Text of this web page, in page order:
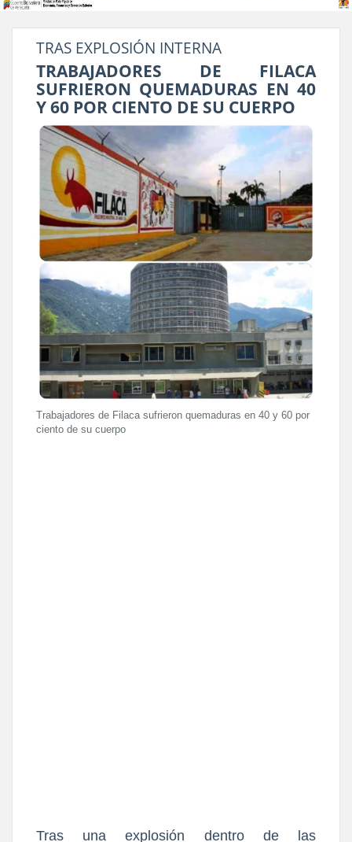
TRAS EXPLOSIÓN INTERNA
TRABAJADORES DE FILACA
SUFRIERON QUEMADURAS EN 40
Y 60 POR CIENTO DE SU CUERPO
Trabajadores de Filaca sufrieron quemaduras en 40 y 60 por
ciento de su cuerpo
Tras una explosión dentro de las